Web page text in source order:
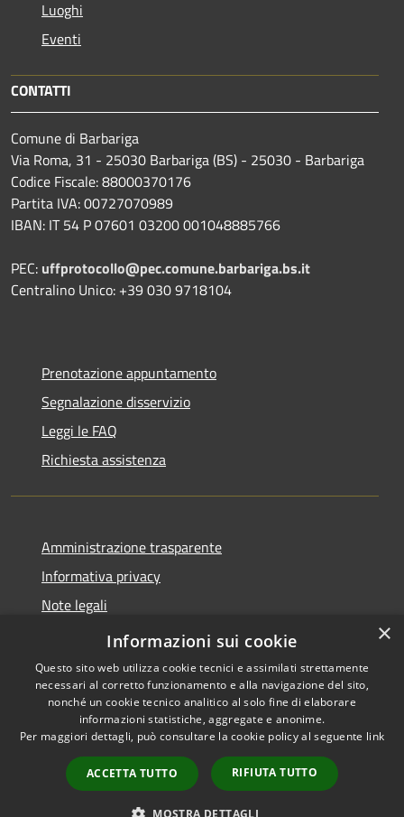
Luoghi
Eventi
CONTATTI
Comune di Barbariga
Via Roma, 31 - 25030 Barbariga (BS) - 25030 - Barbariga
Codice Fiscale: 88000370176
Partita IVA: 00727070989
IBAN: IT 54 P 07601 03200 001048885766
PEC: uffprotocollo@pec.comune.barbariga.bs.it
Centralino Unico: +39 030 9718104
Prenotazione appuntamento
Segnalazione disservizio
Leggi le FAQ
Richiesta assistenza
Amministrazione trasparente
Informativa privacy
Note legali
Dichiarazione di accessibilità
Accessibilità
Copyright © 2026 • Comune di
Barbariga • Powered by
Municipium•
Accesso
redazione
×
Informazioni sui cookie
Questo sito web utilizza cookie tecnici e assimilati strettamente
necessari al corretto funzionamento e alla navigazione del sito,
nonché un cookie tecnico analitico al solo fine di elaborare
informazioni statistiche, aggregate e anonime.
Per maggiori dettagli, può consultare la cookie policy al seguente link
ACCETTA TUTTO RIFIUTA TUTTO
MOSTRA DETTAGLI